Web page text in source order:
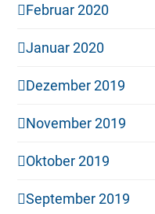
Februar 2020
Januar 2020
Dezember 2019
November 2019
Oktober 2019
September 2019